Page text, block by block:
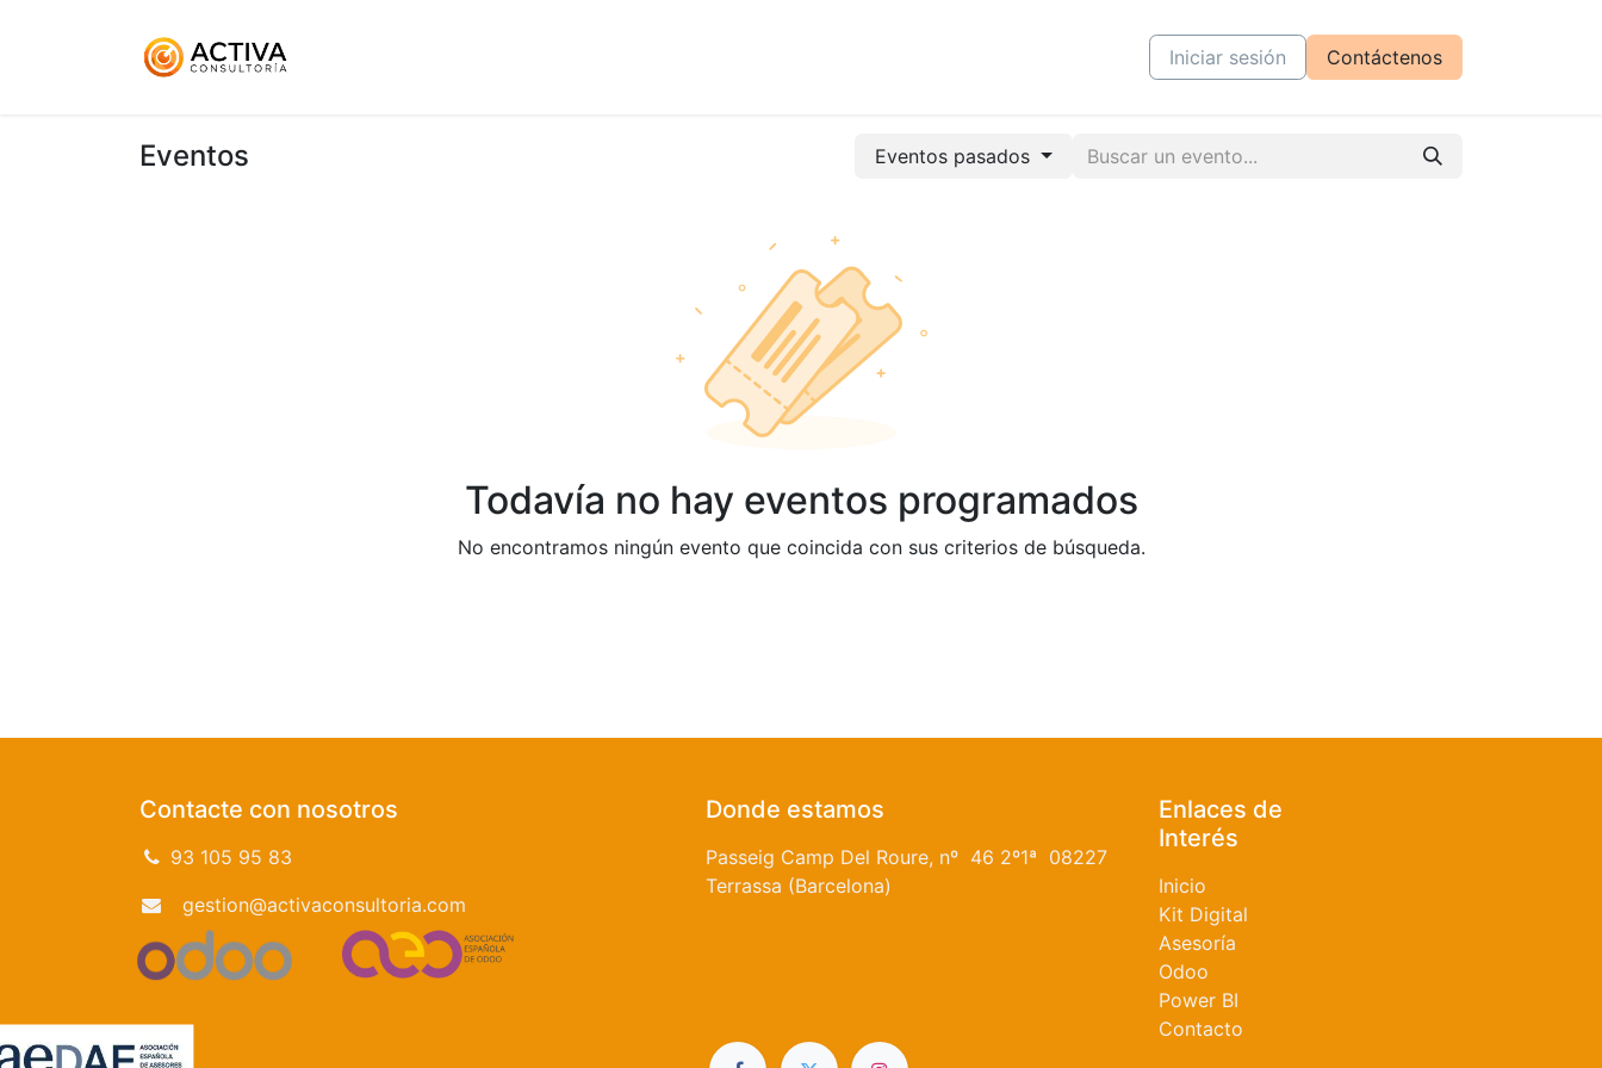
CursosIniciar sesión Contáctenos
Eventos Eventos pasados
Todavía no hay eventos programados
No encontramos ningún evento que coincida con sus criterios de búsqueda.
Contacte con nosotros
93 105 95 83
gestion@activaconsultoria.com
Donde estamos
Passeig Camp Del Roure, nº 46 2º1ª 08227
Terrassa (Barcelona)
Enlaces de
Interés
Inicio
Kit Digital
Asesoría
Odoo
Power BI
Contacto